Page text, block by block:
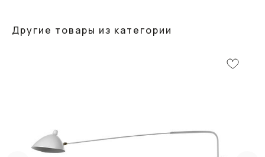
Другие товары из категории